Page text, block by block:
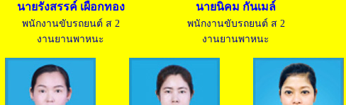
นายรังสรรค์ เผือกทอง
พนักงานขับรถยนต์ ส 2
งานยานพาหนะ
นายนิคม กันเมล์
พนักงานขับรถยนต์ ส 2
งานยานพาหนะ